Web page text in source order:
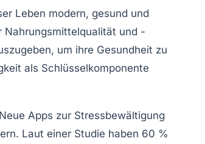
Leben modern, gesund und
Nahrungsmittelqualität und -
um ihre Gesundheit zu
als Schlüsselkomponente
Apps zur Stressbewältigung
Laut einer Studie haben 60 %